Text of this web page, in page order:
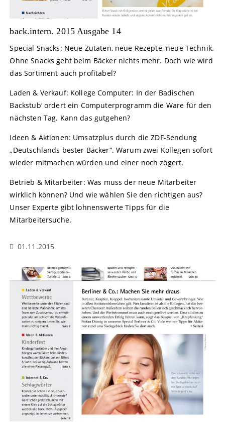
back.intern. 2015 Ausgabe 14
Special Snacks: Neue Zutaten, neue Rezepte, neue Technik.
Ohne Snacks geht beim Bäcker nichts mehr. Doch wie wird
das Sortiment auch profitabel?
Laden & Verkauf: Kollege Computer: In der Badischen
Backstub‘ ordert ein Computerprogramm die Ware für den
nächsten Tag. Kann das gutgehen?
Ideen & Aktionen: Umsatzplus durch die ZDF-Sendung
„Deutschlands bester Bäcker“. Warum zwei Kollegen sofort
wieder mitmachen würden und einer noch zögert.
Betrieb & Mitarbeiter: Was muss der neue Mitarbeiter
wirklich können? Und wie wählen Sie den richtigen aus?
Unser Experte gibt lohnenswerte Tipps für die
Mitarbeitersuche.
01.11.2015